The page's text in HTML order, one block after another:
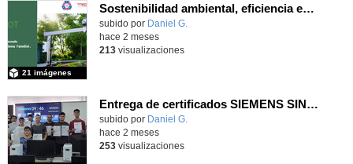
Sostenibilidad ambiental, eficiencia energética y sistemas de producción inteligente para la industria 4.0
subido por Daniel G.
21 imágenes
hace 2 meses
213visualizaciones
Entrega de certificados SIEMENS SINUMERIK
subido por Daniel G.
hace 2 meses
253visualizaciones